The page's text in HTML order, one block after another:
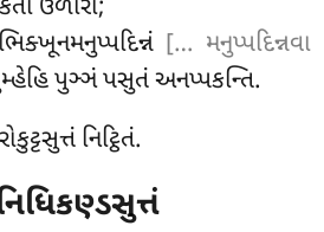
ઉળારા;
[… મનુપ્પદિન્નવા
પુઞ્ઞં પસુતં અનપ્પકન્તિ.
નિટ્ઠિતં.